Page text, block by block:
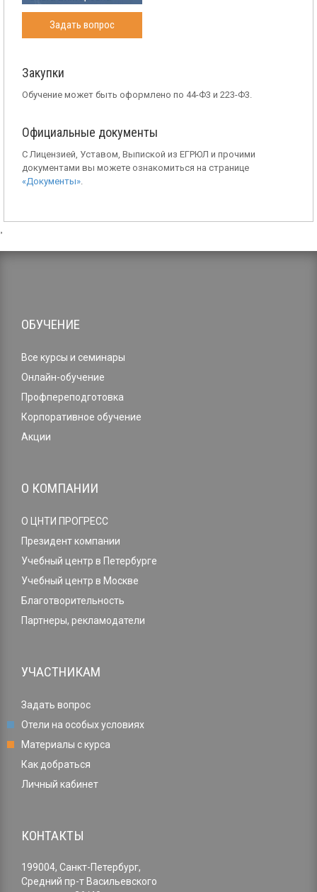
Задать вопрос
Закупки
Обучение может быть оформлено по 44-Ф3 и 223-Ф3.
Официальные документы
С Лицензией, Уставом, Выпиской из ЕГРЮЛ и прочими
документами вы можете ознакомиться на странице
«Документы».
ОБУЧЕНИЕ
Все курсы и семинары
Онлайн-обучение
Профпереподготовка
Корпоративное обучение
Акции
О КОМПАНИИ
О ЦНТИ ПРОГРЕСС
Президент компании
Учебный центр в Петербурге
Учебный центр в Москве
Благотворительность
Партнеры, рекламодатели
УЧАСТНИКАМ
Задать вопрос
Отели на особых условиях
Материалы с курса
Как добраться
Личный кабинет
КОНТАКТЫ
199004, Санкт-Петербург,
Средний пр-т Васильевского